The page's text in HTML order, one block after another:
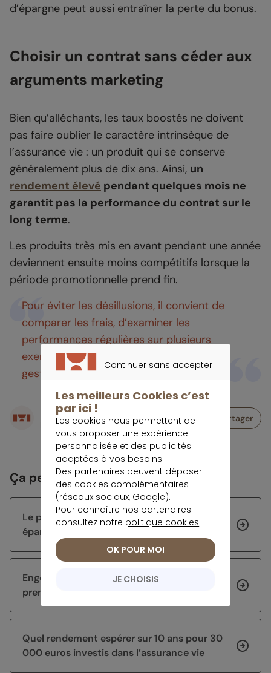
d’épargne peut aussi entraîner la perte du bonus.
Choisir un contrat sans céder aux
arguments marketing
Bien qu’alléchants, les taux boostés ne doivent
pas faire oublier le caractère intrinsèque de
l’assurance vie : un produit qui se conserve
généralement plus de dix ans. Ainsi, un
rendement élevé pendant quelques mois ne
garantit pas la performance du contrat sur le
long terme.
Les produits très mis en avant pendant une année
deviennent ensuite moins compétitifs lorsque la
période promotionnelle prend fin.
Pour éviter les désillusions, il convient de
comparer les frais, d’examiner les
performances régulières sur plusieurs
exercices et de vérifier les conditions de
gestion.
Écrit par
Rédaction meilleurtaux Placement
Partager
Ça peut vous intéresser
Le projet de l’été de Morgane : sécuriser son
épargne avant de chercher du rendement
Engouement inédit pour l’assurance vie au
premier semestre 2026
Quel rendement espérer sur 10 ans pour 30
000 euros investis dans l’assurance vie
Continuer sans accepter
Les meilleurs Cookies c’est
par ici !
Les cookies nous permettent de
vous proposer une expérience
personnalisée et des publicités
adaptées à vos besoins.
Des partenaires peuvent déposer
des cookies complémentaires
(réseaux sociaux, Google).
Pour connaître nos partenaires
consultez notre politique cookies.
JE CHOISIS
OK POUR MOI